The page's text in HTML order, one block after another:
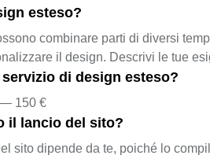
esteso?
combinare parti di diversi
il design. Descrivi le tue
di design esteso?
— 150 €
il lancio del sito?
sito dipende da te, poiché lo